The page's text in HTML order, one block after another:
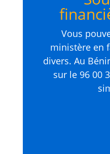
Vous
ministère en
divers. Au
sur le 96 00